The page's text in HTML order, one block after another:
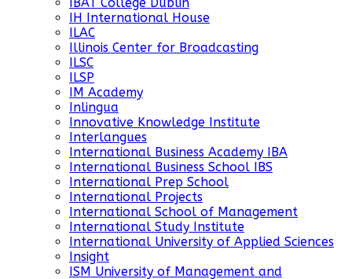
IH International House
ILAC
Illinois Center for Broadcasting
ILSC
ILSP
IM Academy
Inlingua
Innovative Knowledge Institute
Interlangues
International Business Academy IBA
International Business School IBS
International Prep School
International Projects
International School of Management
International Study Institute
International University of Applied Sciences
Insight
ISM University of Management and